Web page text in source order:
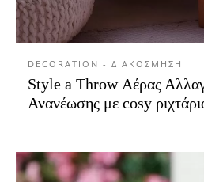
DECORATION - ΔΙΑΚΟΣΜΗΣΗ
Style a Throw Αέρας
Ανανέωσης με cosy